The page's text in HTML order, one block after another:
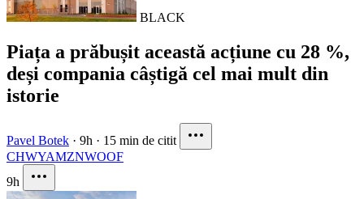
BLACK
Piața a prăbușit această acțiune cu 28 %,
deși compania câștigă cel mai mult din
istorie
Pavel Botek · 9h · 15 min de citit
CHWYAMZNWOOF
9h